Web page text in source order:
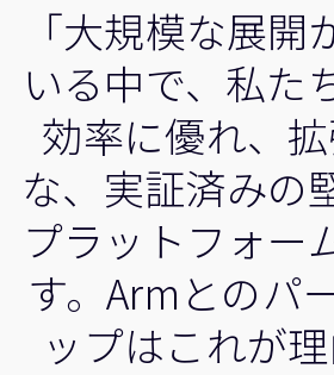
Cambridge, UK
CB1 9NJ
Tel: + 44(1223) 400 400 [main
Fax: + 44(1223) 400 410
全てのオフィスを見る
「大規模な展開
いる中で、私た
効率に優れ、
な、実証済みの
プラットフォー
す。Armとのパ
ップはこれが理